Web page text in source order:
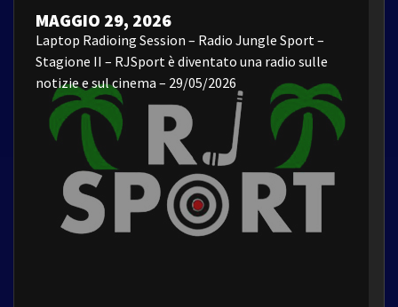
MAGGIO 29, 2026
Laptop Radioing Session – Radio Jungle Sport –
Stagione II – RJSport è diventato una radio sulle
notizie e sul cinema – 29/05/2026